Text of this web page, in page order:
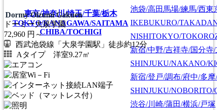
東京/神奈川/埼玉/千葉/栃木
TOKYO/KANAGAWA/SAITAMA
CHIBA/TOCHIGI
池袋/高田馬場/練馬/西東
IKEBUKURO/
NISHITOKYO/
新宿/中野/吉祥寺/国分寺
SHINJUKU/NAKANO/
新宿/登戸/調布/府中/多
SHINJUKU/
渋谷/川崎/蒲田/横浜/戸塚
Dormy Oizumi Gakuen
ドーミー大泉学園
72,960 円～
西武池袋線「大泉学園駅」徒歩約12分
Aタイプ 洋室9.27㎡